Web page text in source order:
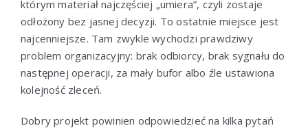
którym materiał najczęściej „umiera”, czyli zostaje
odłożony bez jasnej decyzji. To ostatnie miejsce jest
najcenniejsze. Tam zwykle wychodzi prawdziwy
problem organizacyjny: brak odbiorcy, brak sygnału do
następnej operacji, za mały bufor albo źle ustawiona
kolejność zleceń.
Dobry projekt powinien odpowiedzieć na kilka pytań